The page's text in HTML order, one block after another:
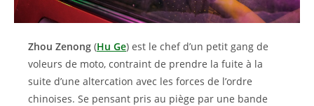
Zhou Zenong (Hu Ge) est le chef d’un petit gang de
voleurs de moto, contraint de prendre la fuite à la
suite d’une altercation avec les forces de l’ordre
chinoises. Se pensant pris au piège par une bande